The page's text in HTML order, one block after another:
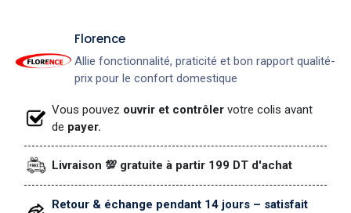
​Florence
Allie fonctionnalité, praticité et bon rapport qualité-
prix pour le confort domestique
Vous pouvez ouvrir et contrôler votre colis avant
de payer.
Livraison 💯 gratuite à partir 199 DT d'achat
Retour & échange pendant 14 jours – satisfait